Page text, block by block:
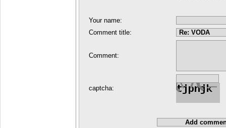
Your name:
Comment title:
Comment:
captcha: